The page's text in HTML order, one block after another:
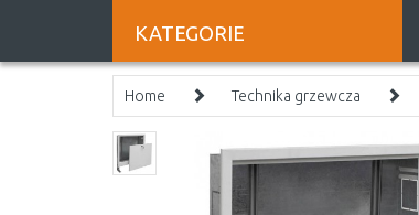
KATEGORIE
Home Technika grzewcza